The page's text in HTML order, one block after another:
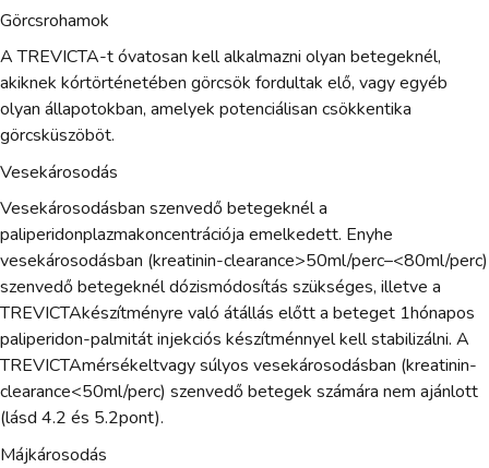
Görcsrohamok
A TREVICTA-t óvatosan kell alkalmazni olyan betegeknél,
akiknek kórtörténetében görcsök fordultak elő, vagy egyéb
olyan állapotokban, amelyek potenciálisan csökkentika
görcsküszöböt.
Vesekárosodás
Vesekárosodásban szenvedő betegeknél a
paliperidonplazmakoncentrációja emelkedett. Enyhe
vesekárosodásban (kreatinin-clearance>50ml/perc–<80ml/perc)
szenvedő betegeknél dózismódosítás szükséges, illetve a
TREVICTAkészítményre való átállás előtt a beteget 1hónapos
paliperidon-palmitát injekciós készítménnyel kell stabilizálni. A
TREVICTAmérsékeltvagy súlyos vesekárosodásban (kreatinin-
clearance<50ml/perc) szenvedő betegek számára nem ajánlott
(lásd 4.2 és 5.2pont).
Májkárosodás